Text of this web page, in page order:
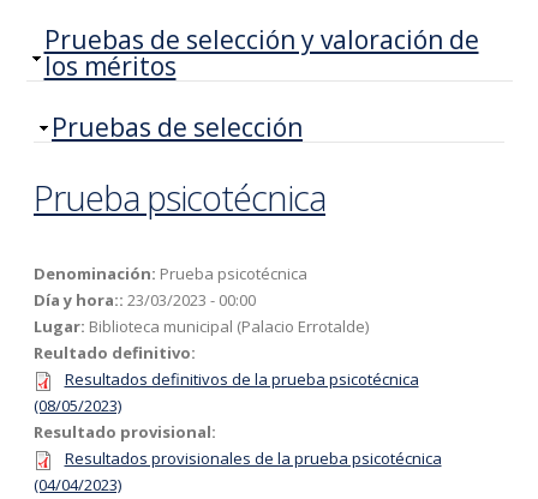
Ocultar
Pruebas de selección y valoración de
los méritos
Ocultar
Pruebas de selección
Prueba psicotécnica
Denominación: Prueba psicotécnica
Día y hora:: 23/03/2023 - 00:00
Lugar: Biblioteca municipal (Palacio Errotalde)
Reultado definitivo:
Resultados definitivos de la prueba psicotécnica
(08/05/2023)
Resultado provisional:
Resultados provisionales de la prueba psicotécnica
(04/04/2023)